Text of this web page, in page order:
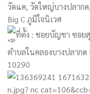
วัดแค, วัดใหญ่บางปลาก
Big C ภูมิใจนิเวศ
ที่ตั้ง : ซอยบัญชา ซอย
ตำบลในคลองบางปลาก
10290